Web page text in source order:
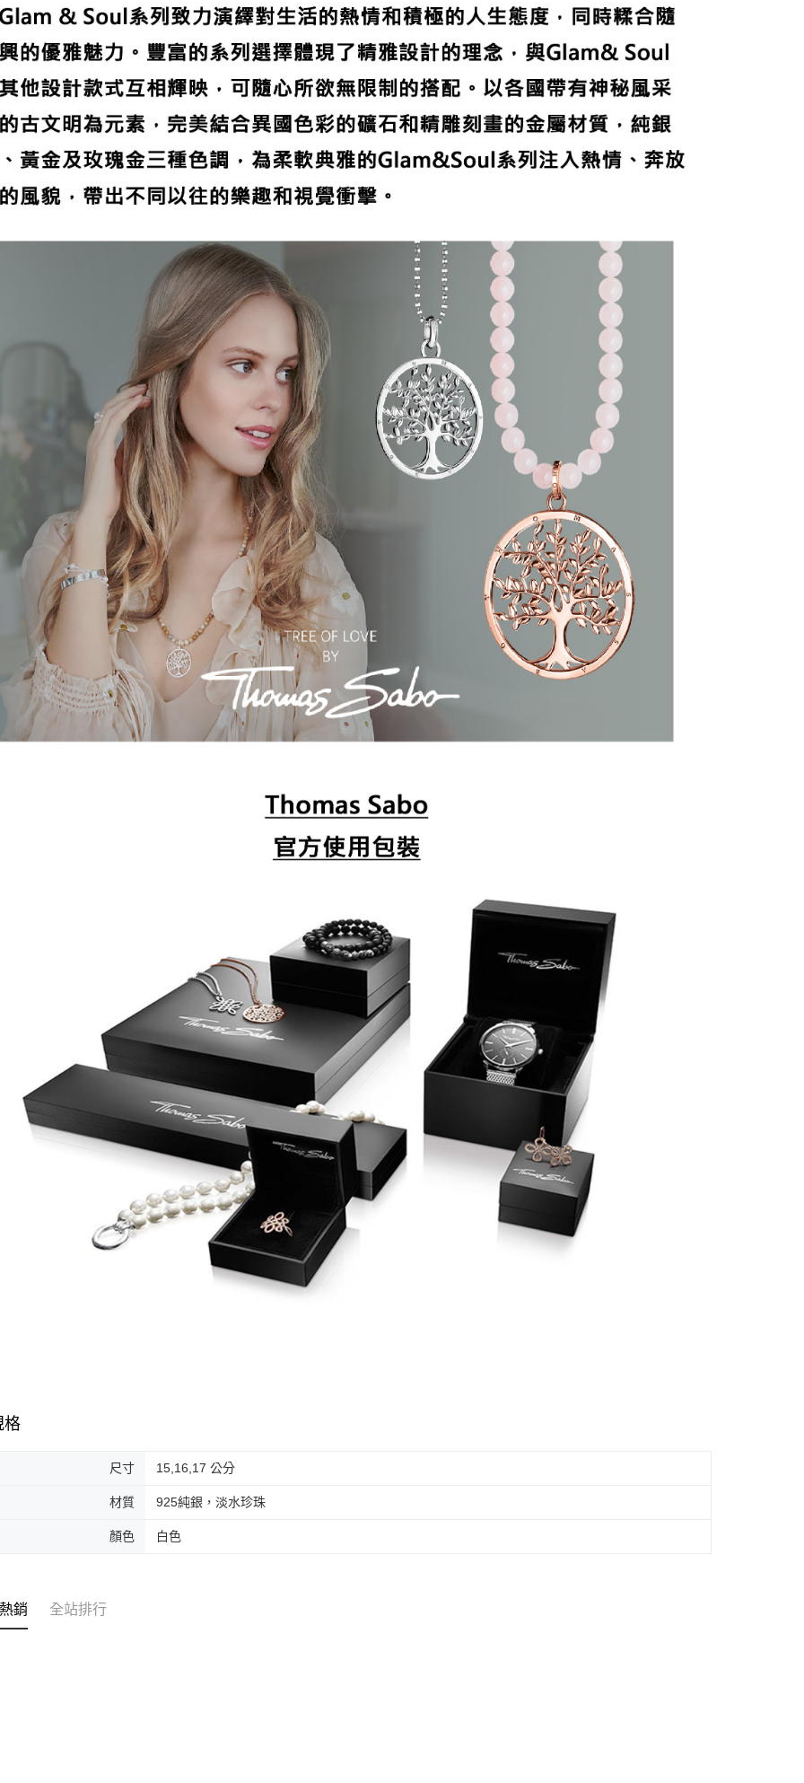
格
尺寸 15,16,17 公分
材質 925純銀，淡水珍珠
顏色 白色
銷 全站排行